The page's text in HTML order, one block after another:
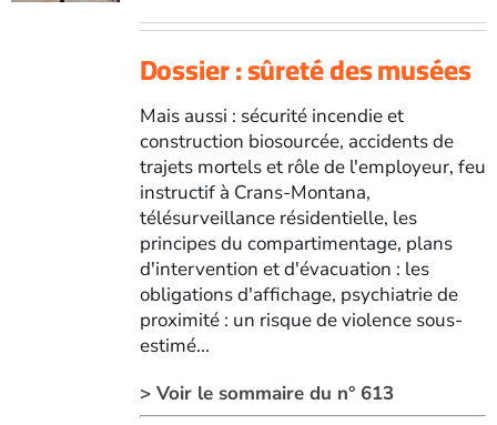
Dossier : sûreté des musées
Mais aussi : sécurité incendie et
construction biosourcée, accidents de
trajets mortels et rôle de l'employeur, feu
instructif à Crans-Montana,
télésurveillance résidentielle, les
principes du compartimentage, plans
d'intervention et d'évacuation : les
obligations d'affichage, psychiatrie de
proximité : un risque de violence sous-
estimé...
> Voir le sommaire du n° 613